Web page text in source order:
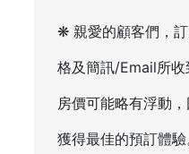
❋ 親愛的顧客們，
格及簡訊/Email所收
房價可能略有浮動
獲得最佳的預訂體